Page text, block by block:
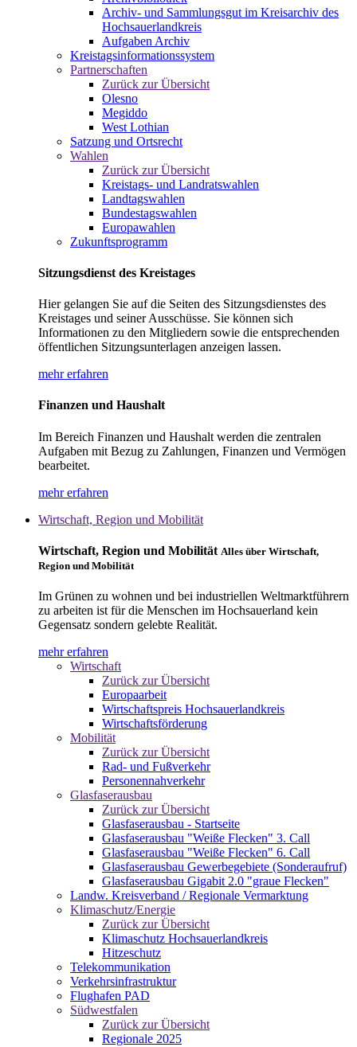
Archiv- und Sammlungsgut im Kreisarchiv des
Hochsauerlandkreis
Aufgaben Archiv
Kreistagsinformationssystem
Partnerschaften
Zurück zur Übersicht
Olesno
Megiddo
West Lothian
Satzung und Ortsrecht
Wahlen
Zurück zur Übersicht
Kreistags- und Landratswahlen
Landtagswahlen
Bundestagswahlen
Europawahlen
Zukunftsprogramm
Sitzungsdienst des Kreistages
Hier gelangen Sie auf die Seiten des Sitzungsdienstes des
Kreistages und seiner Ausschüsse. Sie können sich
Informationen zu den Mitgliedern sowie die entsprechenden
öffentlichen Sitzungsunterlagen anzeigen lassen.
mehr erfahren
Finanzen und Haushalt
Im Bereich Finanzen und Haushalt werden die zentralen
Aufgaben mit Bezug zu Zahlungen, Finanzen und Vermögen
bearbeitet.
mehr erfahren
Wirtschaft, Region und Mobilität
Wirtschaft, Region und Mobilität Alles über Wirtschaft,
Region und Mobilität
Im Grünen zu wohnen und bei industriellen Weltmarktführern
zu arbeiten ist für die Menschen im Hochsauerland kein
Gegensatz sondern gelebte Realität.
mehr erfahren
Wirtschaft
Zurück zur Übersicht
Europaarbeit
Wirtschaftspreis Hochsauerlandkreis
Wirtschaftsförderung
Mobilität
Zurück zur Übersicht
Rad- und Fußverkehr
Personennahverkehr
Glasfaserausbau
Zurück zur Übersicht
Glasfaserausbau - Startseite
Glasfaserausbau "Weiße Flecken" 3. Call
Glasfaserausbau "Weiße Flecken" 6. Call
Glasfaserausbau Gewerbegebiete (Sonderaufruf)
Glasfaserausbau Gigabit 2.0 "graue Flecken"
Landw. Kreisverband / Regionale Vermarktung
Klimaschutz/Energie
Zurück zur Übersicht
Klimaschutz Hochsauerlandkreis
Hitzeschutz
Telekommunikation
Verkehrsinfrastruktur
Flughafen PAD
Südwestfalen
Zurück zur Übersicht
Regionale 2025